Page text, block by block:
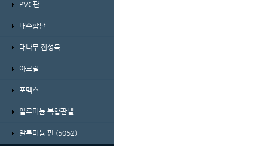
PVC판
내수합판
대나무 집성목
아크릴
포맥스
알루미늄 복합판넬
알루미늄 판 (5052)